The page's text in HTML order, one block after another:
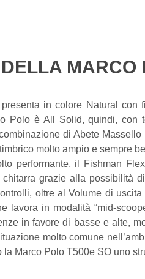
MARCO
in colore Natural con
Polo è All Solid, quindi,
di Abete
molto ampio e sempre
performante, il Fishman
grazie alla possibilità
oltre al Volume di
lavora in modalità “mid-
in favore di basse e alte,
molto comune
Marco Polo T500e SO uno